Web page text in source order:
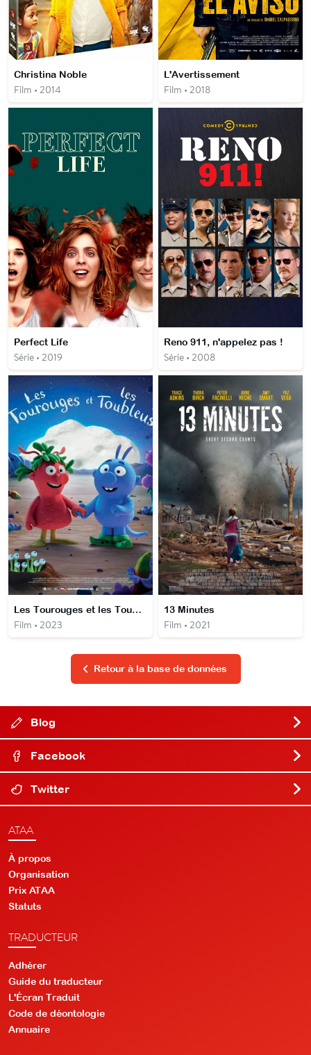
Christina Noble
Film • 2014
L'Avertissement
Film • 2018
Perfect Life
Série • 2019
Reno 911, n'appelez pas !
Série • 2008
Les Tourouges et les Toubleus
Film • 2023
13 Minutes
Film • 2021
Retour à la base de données
Blog
Facebook
Twitter
ATAA
À propos
Organisation
Prix ATAA
Statuts
TRADUCTEUR
Adhérer
Guide du traducteur
L'Écran Traduit
Code de déontologie
Annuaire